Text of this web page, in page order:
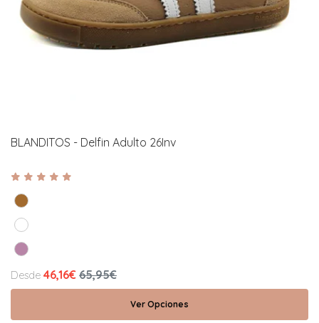
BLANDITOS - Delfin Adulto 26Inv
Desde 46,16€ 65,95€
Ver Opciones